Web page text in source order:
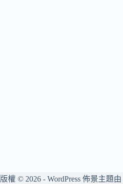
版權 © 2026 - WordPress 佈景主題由